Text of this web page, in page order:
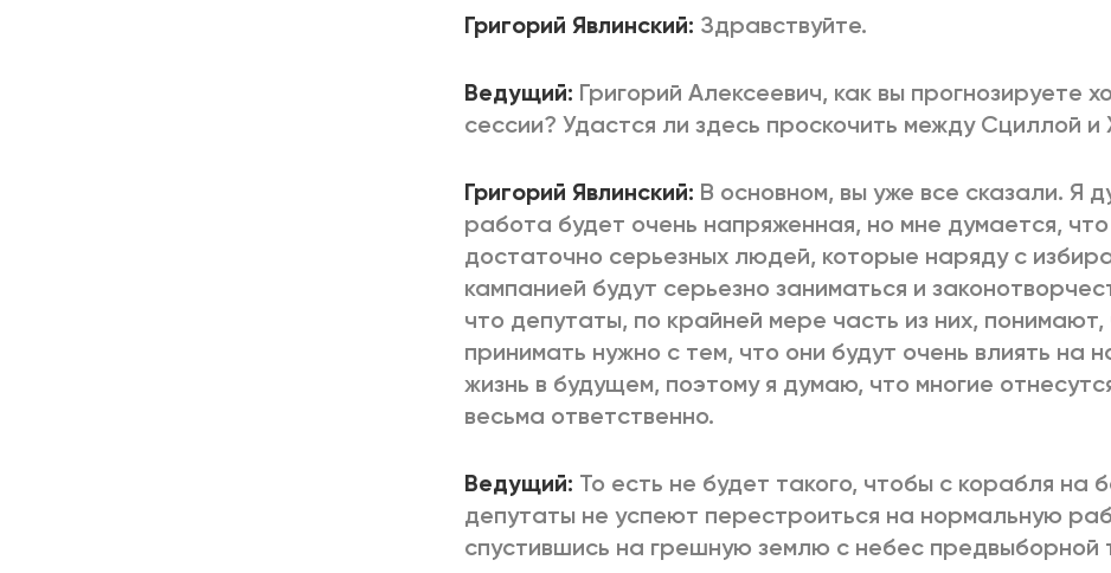
Григорий Явлинский: Здравствуйте.
Ведущий: Григорий Алексеевич, как вы прогнозируете
сессии? Удастся ли здесь проскочить между Сциллой
Григорий Явлинский: В основном, вы уже все сказали. Я
работа будет очень напряженная, но мне думается,
достаточно серьезных людей, которые наряду с
кампанией будут серьезно заниматься и
что депутаты, по крайней мере часть из них, понимают,
принимать нужно с тем, что они будут очень влиять на
жизнь в будущем, поэтому я думаю, что многие
весьма ответственно.
Ведущий: То есть не будет такого, чтобы с корабля на
депутаты не успеют перестроиться на нормальную
спустившись на грешную землю с небес предвыборной